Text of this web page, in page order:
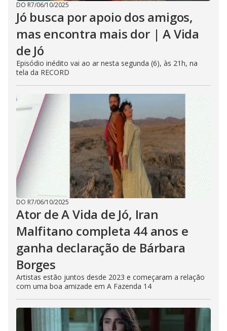
DO R7/06/10/2025
Jó busca por apoio dos amigos,
mas encontra mais dor | A Vida
de Jó
Episódio inédito vai ao ar nesta segunda (6), às 21h, na
tela da RECORD
DO R7/06/10/2025
Ator de A Vida de Jó, Iran
Malfitano completa 44 anos e
ganha declaração de Bárbara
Borges
Artistas estão juntos desde 2023 e começaram a relação
com uma boa amizade em A Fazenda 14